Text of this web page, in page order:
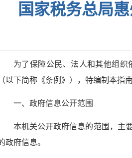
国家税务总局
为了保障公民、法人和其他组织
（以下简称《条例》），特编制本指南
一、政府信息公开范围
本机关公开政府信息的范围，主
政府信息。